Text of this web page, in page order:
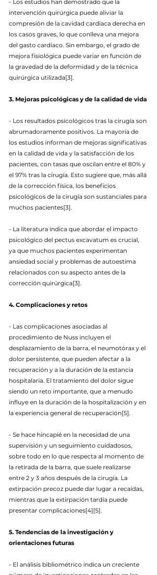
- Los estudios han demostrado que la
intervención quirúrgica puede aliviar la
compresión de la cavidad cardiaca derecha en
los casos graves, lo que conlleva una mejora
del gasto cardiaco. Sin embargo, el grado de
mejora fisiológica puede variar en función de
la gravedad de la deformidad y de la técnica
quirúrgica utilizada[3].
3. Mejoras psicológicas y de la calidad de vida
- Los resultados psicológicos tras la cirugía son
abrumadoramente positivos. La mayoría de
los estudios informan de mejoras significativas
en la calidad de vida y la satisfacción de los
pacientes, con tasas que oscilan entre el 80% y
el 97% tras la cirugía. Esto sugiere que, más allá
de la corrección física, los beneficios
psicológicos de la cirugía son sustanciales para
muchos pacientes[3].
- La literatura indica que abordar el impacto
psicológico del pectus excavatum es crucial,
ya que muchos pacientes experimentan
ansiedad social y problemas de autoestima
relacionados con su aspecto antes de la
corrección quirúrgica[3].
4. Complicaciones y retos
- Las complicaciones asociadas al
procedimiento de Nuss incluyen el
desplazamiento de la barra, el neumotórax y el
dolor persistente, que pueden afectar a la
recuperación y a la duración de la estancia
hospitalaria. El tratamiento del dolor sigue
siendo un reto importante, que a menudo
influye en la duración de la hospitalización y en
la experiencia general de recuperación[5].
- Se hace hincapié en la necesidad de una
supervisión y un seguimiento cuidadosos,
sobre todo en lo que respecta al momento de
la retirada de la barra, que suele realizarse
entre 2 y 3 años después de la cirugía. La
extirpación precoz puede dar lugar a recaídas,
mientras que la extirpación tardía puede
presentar complicaciones[4][5].
5. Tendencias de la investigación y
orientaciones futuras
- El análisis bibliométrico indica un creciente